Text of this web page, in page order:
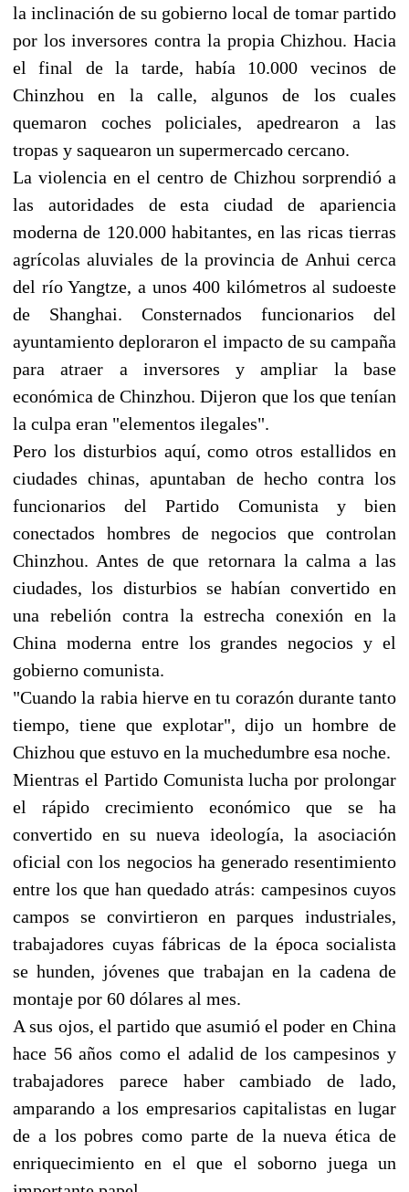
la inclinación de su gobierno local de tomar partido
por los inversores contra la propia Chizhou. Hacia
el final de la tarde, había 10.000 vecinos de
Chinzhou en la calle, algunos de los cuales
quemaron coches policiales, apedrearon a las
tropas y saquearon un supermercado cercano.
La violencia en el centro de Chizhou sorprendió a
las autoridades de esta ciudad de apariencia
moderna de 120.000 habitantes, en las ricas tierras
agrícolas aluviales de la provincia de Anhui cerca
del río Yangtze, a unos 400 kilómetros al sudoeste
de Shanghai. Consternados funcionarios del
ayuntamiento deploraron el impacto de su campaña
para atraer a inversores y ampliar la base
económica de Chinzhou. Dijeron que los que tenían
la culpa eran "elementos ilegales".
Pero los disturbios aquí, como otros estallidos en
ciudades chinas, apuntaban de hecho contra los
funcionarios del Partido Comunista y bien
conectados hombres de negocios que controlan
Chinzhou. Antes de que retornara la calma a las
ciudades, los disturbios se habían convertido en
una rebelión contra la estrecha conexión en la
China moderna entre los grandes negocios y el
gobierno comunista.
"Cuando la rabia hierve en tu corazón durante tanto
tiempo, tiene que explotar", dijo un hombre de
Chizhou que estuvo en la muchedumbre esa noche.
Mientras el Partido Comunista lucha por prolongar
el rápido crecimiento económico que se ha
convertido en su nueva ideología, la asociación
oficial con los negocios ha generado resentimiento
entre los que han quedado atrás: campesinos cuyos
campos se convirtieron en parques industriales,
trabajadores cuyas fábricas de la época socialista
se hunden, jóvenes que trabajan en la cadena de
montaje por 60 dólares al mes.
A sus ojos, el partido que asumió el poder en China
hace 56 años como el adalid de los campesinos y
trabajadores parece haber cambiado de lado,
amparando a los empresarios capitalistas en lugar
de a los pobres como parte de la nueva ética de
enriquecimiento en el que el soborno juega un